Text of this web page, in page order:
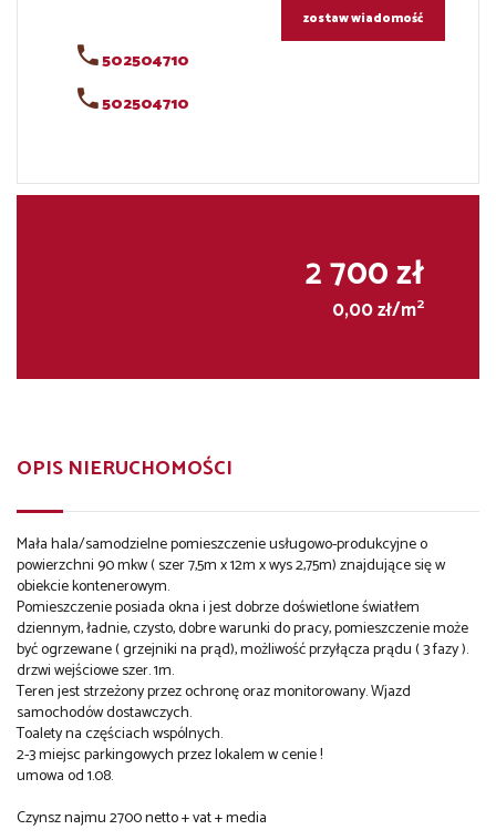
502504710
502504710
zostaw wiadomość
2 700 zł
0,00 zł/m2
OPIS NIERUCHOMOŚCI
Mała hala/samodzielne pomieszczenie usługowo-produkcyjne o
powierzchni 90 mkw ( szer 7,5m x 12m x wys 2,75m) znajdujące się w
obiekcie kontenerowym.
Pomieszczenie posiada okna i jest dobrze doświetlone światłem
dziennym, ładnie, czysto, dobre warunki do pracy, pomieszczenie może
być ogrzewane ( grzejniki na prąd), możliwość przyłącza prądu ( 3 fazy ).
drzwi wejściowe szer. 1m.
Teren jest strzeżony przez ochronę oraz monitorowany. Wjazd
samochodów dostawczych.
Toalety na częściach wspólnych.
2-3 miejsc parkingowych przez lokalem w cenie !
umowa od 1.08.
Czynsz najmu 2700 netto + vat + media